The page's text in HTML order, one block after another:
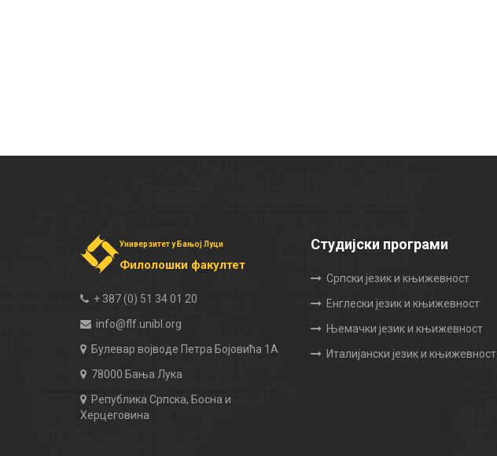
Универзитет у Бањој Луци
Филолошки факултет
+ 387 (0) 51 34 01 20
info@flf.unibl.org
Булевар војводе Петра Бојовића 1А
78000 Бања Лука
Република Српска, Босна и
Херцеговина
Студијски програми
Српски језик и књижевност
Енглески језик и књижевност
Њемачки језик и књижевност
Италијански језик и књижевност